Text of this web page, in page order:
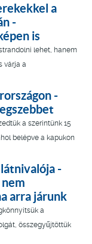
a
-
is
lehet, hanem
várja a
-
a szerintünk 15
belépve a kapukon
-
arra járunk
a
összegyűjtöttük